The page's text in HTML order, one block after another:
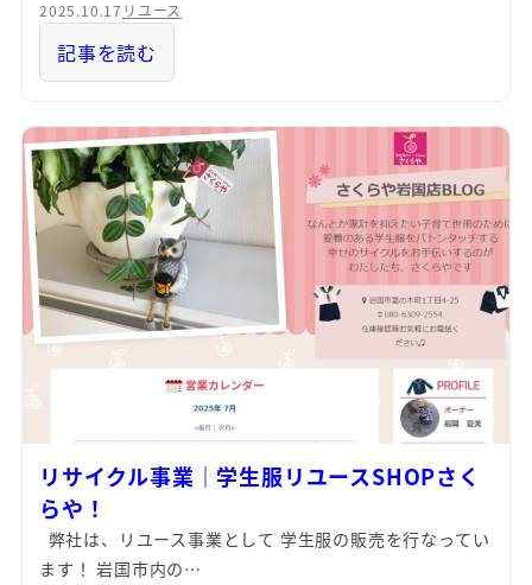
2025.10.17 リユース
記事を読む
リサイクル事業｜学生服リユースSHOPさく
らや！
弊社は、リユース事業として 学生服の販売を行なってい
ます！ 岩国市内の…